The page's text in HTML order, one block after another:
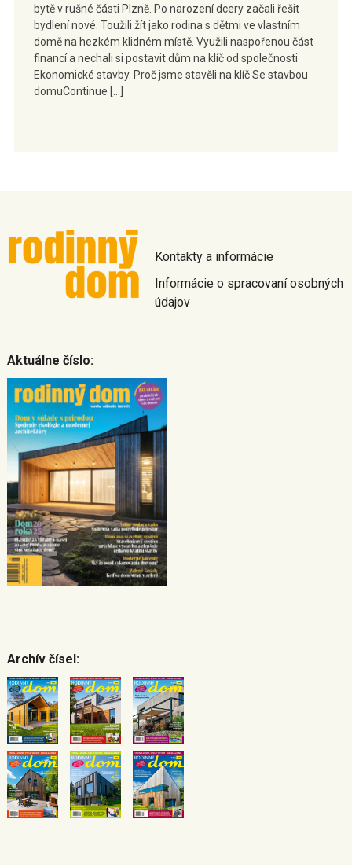
bytě v rušné části Plzně. Po narození dcery začali řešit
bydlení nové. Toužili žít jako rodina s dětmi ve vlastním
domě na hezkém klidném místě. Využili naspořenou část
financí a nechali si postavit dům na klíč od společnosti
Ekonomické stavby. Proč jsme stavěli na klíč Se stavbou
domuContinue […]
Kontakty a informácie
Informácie o spracovaní osobných
údajov
Aktuálne číslo:
Archív čísel: